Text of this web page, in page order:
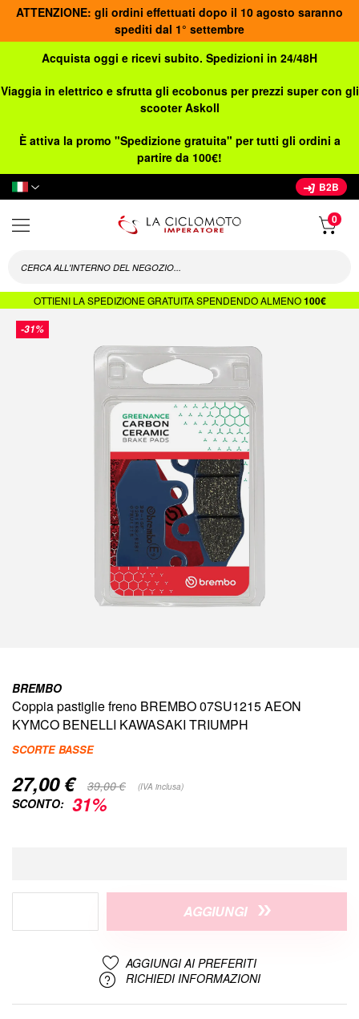
ATTENZIONE: gli ordini effettuati dopo il 10 agosto saranno
spediti dal 1° settembre
Acquista oggi e ricevi subito. Spedizioni in 24/48H
Viaggia in elettrico e sfrutta gli ecobonus per prezzi super con gli
scooter Askoll
È attiva la promo "Spedizione gratuita" per tutti gli ordini a
partire da 100€!
Lingua
B2B
OTTIENI LA SPEDIZIONE GRATUITA SPENDENDO ALMENO100€
alla
-31%
della
galleria
di
BREMBO
Coppia pastiglie freno BREMBO 07SU1215 AEON
KYMCO BENELLI KAWASAKI TRIUMPH
SCORTE BASSE
Special
Price
27,00 € 39,00 € (IVA inclusa)
SCONTO: 31%
AGGIUNGI
AGGIUNGI AI PREFERITI
RICHIEDI INFORMAZIONI